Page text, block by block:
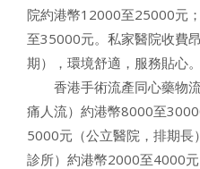
院約港幣12000至25000元
至35000元。私家醫院收費
期），環境舒適，服務貼心。
香港手術流產同心藥物
痛人流）約港幣8000至
5000元（公立醫院，排期長
診所）約港幣2000至4000